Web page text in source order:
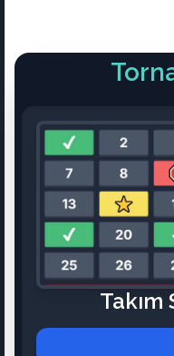
Takım